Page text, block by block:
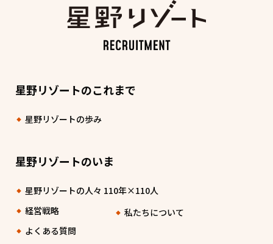
星野リゾートのこれまで
星野リゾートの歩み
星野リゾートのいま
星野リゾートの人々 110年×110人
経営戦略
よくある質問
私たちについて